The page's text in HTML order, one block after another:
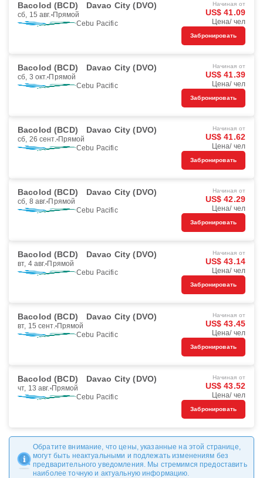
Bacolod (BCD) Davao City (DVO)
сб, 15 авг. Прямой
Cebu Pacific
Начиная от
US$ 41.09
Цена/ чел
Забронировать
Bacolod (BCD) Davao City (DVO)
сб, 3 окт. Прямой
Cebu Pacific
Начиная от
US$ 41.39
Цена/ чел
Забронировать
Bacolod (BCD) Davao City (DVO)
сб, 26 сент. Прямой
Cebu Pacific
Начиная от
US$ 41.62
Цена/ чел
Забронировать
Bacolod (BCD) Davao City (DVO)
сб, 8 авг. Прямой
Cebu Pacific
Начиная от
US$ 42.29
Цена/ чел
Забронировать
Bacolod (BCD) Davao City (DVO)
вт, 4 авг. Прямой
Cebu Pacific
Начиная от
US$ 43.14
Цена/ чел
Забронировать
Bacolod (BCD) Davao City (DVO)
вт, 15 сент. Прямой
Cebu Pacific
Начиная от
US$ 43.45
Цена/ чел
Забронировать
Bacolod (BCD) Davao City (DVO)
чт, 13 авг. Прямой
Cebu Pacific
Начиная от
US$ 43.52
Цена/ чел
Забронировать
Обратите внимание, что цены, указанные на этой странице,
могут быть неактуальными и подлежать изменениям без
предварительного уведомления. Мы стремимся предоставить
наиболее точную и актуальную информацию.